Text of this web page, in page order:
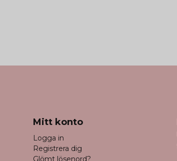
Mitt konto
Logga in
Registrera dig
Glömt lösenord?